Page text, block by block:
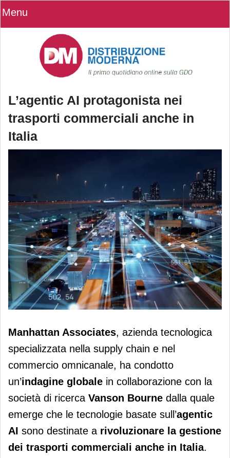
Menu
L’agentic AI protagonista nei
trasporti commerciali anche in
Italia
L’agentic AI protagonista nei trasporti
commerciali anche in Italia
Manhattan Associates, azienda tecnologica
specializzata nella supply chain e nel
commercio omnicanale, ha condotto
un’indagine globale in collaborazione con la
società di ricerca Vanson Bourne dalla quale
emerge che le tecnologie basate sull’agentic
AI sono destinate a rivoluzionare la gestione
dei trasporti commerciali anche in Italia.